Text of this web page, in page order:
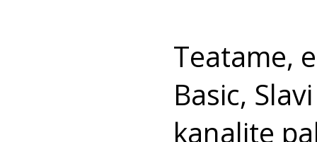
Teatame,
Basic,
kanalite